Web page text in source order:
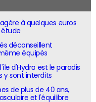
à quelques euros
étude
déconseillent
équipés
d'Hydra est le paradis
y sont interdits
de plus de 40 ans,
et l'équilibre